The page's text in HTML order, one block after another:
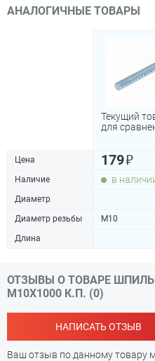
АНАЛОГИЧНЫЕ ТОВАРЫ
Текущий
для
Цена 179₽
Наличие в
Диаметр
Диаметр резьбы
М10
Длина
ОТЗЫВЫ О ТОВАРЕ
М10Х1000 К.П. (0)
НАПИСАТЬ ОТЗЫВ
Ваш отзыв по данному товару